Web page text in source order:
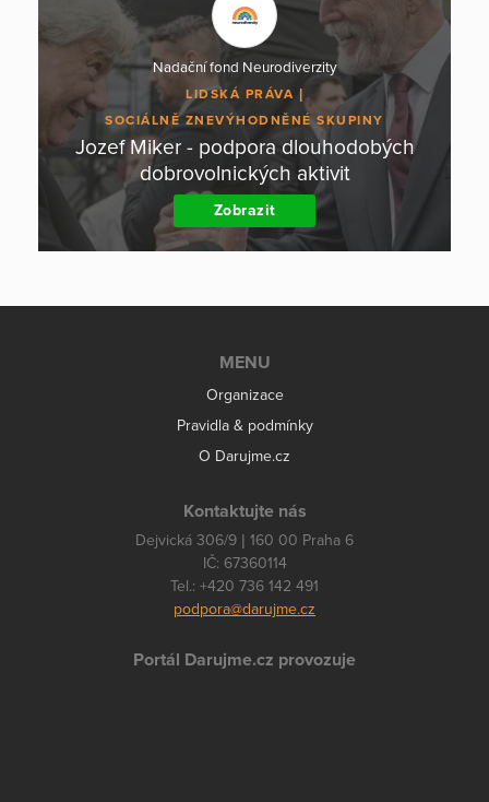
Nadační fond Neurodiverzity
LIDSKÁ PRÁVA
SOCIÁLNĚ ZNEVÝHODNĚNÉ SKUPINY
Jozef Miker - podpora dlouhodobých
dobrovolnických aktivit
Zobrazit
MENU
Organizace
Pravidla & podmínky
O Darujme.cz
Kontaktujte nás
Dejvická 306/9 | 160 00 Praha 6
IČ: 67360114
Tel.: +420 736 142 491
podpora@darujme.cz
Portál Darujme.cz provozuje